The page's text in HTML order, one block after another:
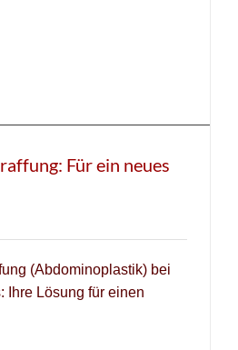
Für ein neues
(Abdominoplastik) bei
Ihre Lösung für einen